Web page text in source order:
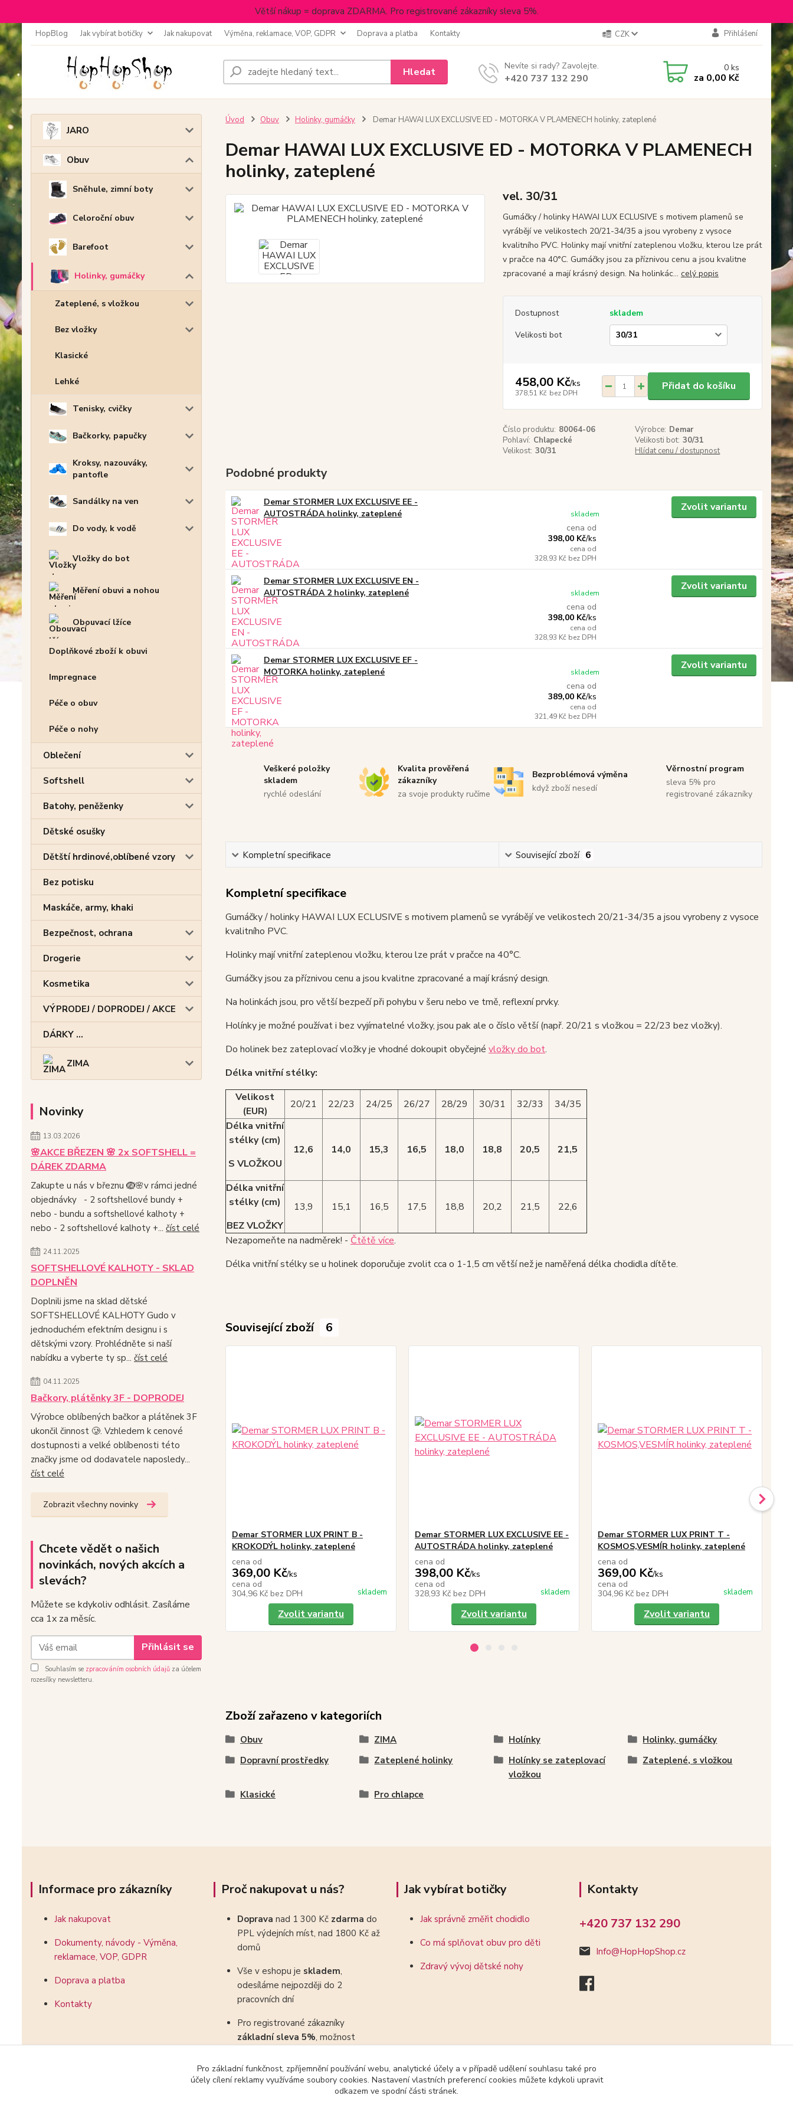
Větší nákup = doprava ZDARMA. Pro registrované zákazníky sleva 5%.
HopBlog Jak vybírat botičky Jak nakupovat Výměna, reklamace, VOP, GDPR Doprava a platba Kontakty CZK Přihlášení
Hledat Nevíte si rady? Zavolejte.
+420 737 132 290
0ks
za 0,00 Kč
JARO
Obuv
Sněhule, zimní boty
Celoroční obuv
Barefoot
Holinky, gumáčky
Zateplené, s vložkou
Bez vložky
Klasické
Lehké
Tenisky, cvičky
Bačkorky, papučky
Kroksy, nazouváky,
pantofle
Sandálky na ven
Do vody, k vodě
Vložky do bot
Měření obuvi a nohou
Obouvací lžíce
Doplňkové zboží k obuvi
Impregnace
Péče o obuv
Péče o nohy
Oblečení
Softshell
Batohy, peněženky
Dětské osušky
Dětští hrdinové,oblíbené vzory
Bez potisku
Maskáče, army, khaki
Bezpečnost, ochrana
Drogerie
Kosmetika
VÝPRODEJ / DOPRODEJ / AKCE
DÁRKY ...
ZIMA
Novinky
13.03.2026
🌸AKCE BŘEZEN 🌸 2x SOFTSHELL =
DÁREK ZDARMA
Zakupte u nás v březnu 🪺🌸v rámci jedné
objednávky - 2 softshellové bundy +
nebo - bundu a softshellové kalhoty +
nebo - 2 softshellové kalhoty +... číst celé
24.11.2025
SOFTSHELLOVÉ KALHOTY - SKLAD
DOPLNĚN
Doplnili jsme na sklad dětské
SOFTSHELLOVÉ KALHOTY Gudo v
jednoduchém efektním designu i s
dětskými vzory. Prohlédněte si naší
nabídku a vyberte ty sp... číst celé
04.11.2025
Bačkory, plátěnky 3F - DOPRODEJ
Výrobce oblíbených bačkor a plátěnek 3F
ukončil činnost 🥲. Vzhledem k cenové
dostupnosti a velké oblíbenosti této
značky jsme od dodavatele naposledy...
číst celé
Zobrazit všechny novinky
Chcete vědět o našich
novinkách, nových akcích a
slevách?
Můžete se kdykoliv odhlásit. Zasíláme
cca 1x za měsíc.
Přihlásit se
Souhlasím se zpracováním osobních údajů za účelem
rozesílky newsletteru.
Úvod Obuv Holinky, gumáčky Demar HAWAI LUX EXCLUSIVE ED - MOTORKA V PLAMENECH holinky, zateplené
Demar HAWAI LUX EXCLUSIVE ED - MOTORKA V PLAMENECH
holinky, zateplené
vel. 30/31
Gumáčky / holinky HAWAI LUX ECLUSIVE s motivem plamenů se
vyrábějí ve velikostech 20/21-34/35 a jsou vyrobeny z vysoce
kvalitního PVC. Holinky mají vnitřní zateplenou vložku, kterou lze prát
v pračce na 40°C. Gumáčky jsou za příznivou cenu a jsou kvalitne
zpracované a mají krásný design. Na holinkác... celý popis
Dostupnost
skladem
Velikosti bot
458,00 Kč/ks
378,51 Kč bez DPH
Přidat do košíku
Číslo produktu: 80064-06 Výrobce: Demar
Pohlaví: Chlapecké Velikosti bot: 30/31
Velikost: 30/31 Hlídat cenu / dostupnost
Podobné produkty
Demar STORMER LUX EXCLUSIVE EE -
AUTOSTRÁDA holinky, zateplené
cena od
398,00 Kč/ks
cena od
328,93 Kč bez DPH
skladem
Zvolit variantu
Demar STORMER LUX EXCLUSIVE EN -
AUTOSTRÁDA 2 holinky, zateplené
cena od
398,00 Kč/ks
cena od
328,93 Kč bez DPH
skladem
Zvolit variantu
Demar STORMER LUX EXCLUSIVE EF -
MOTORKA holinky, zateplené
cena od
389,00 Kč/ks
cena od
321,49 Kč bez DPH
skladem
Zvolit variantu
Veškeré položky
skladem
rychlé odeslání
Kvalita prověřená
zákazníky
za svoje produkty ručíme
Bezproblémová výměna
když zboží nesedí
Věrnostní program
sleva 5% pro
registrované zákazníky
Kompletní specifikace Související zboží 6
Kompletní specifikace
Gumáčky / holinky HAWAI LUX ECLUSIVE s motivem plamenů se vyrábějí ve velikostech 20/21-34/35 a jsou vyrobeny z vysoce
kvalitního PVC.
Holinky mají vnitřní zateplenou vložku, kterou lze prát v pračce na 40°C.
Gumáčky jsou za příznivou cenu a jsou kvalitne zpracované a mají krásný design.
Na holinkách jsou, pro větší bezpečí při pohybu v šeru nebo ve tmě, reflexní prvky.
Holínky je možné používat i bez vyjímatelné vložky, jsou pak ale o číslo větší (např. 20/21 s vložkou = 22/23 bez vložky).
Do holinek bez zateplovací vložky je vhodné dokoupit obyčejné vložky do bot.
Délka vnitřní stélky:
Velikost
(EUR)
20/21 22/23 24/25 26/27 28/29 30/31 32/33
34/35
Délka vnitřní
stélky (cm)
S VLOŽKOU
12,6 14,0 15,3 16,5 18,0 18,8 20,5 21,5
Délka vnitřní
stélky (cm)
BEZ VLOŽKY
13,9 15,1 16,5 17,5 18,8 20,2 21,5 22,6
Nezapomeňte na nadměrek! - Čtětě více.
Délka vnitřní stélky se u holinek doporučuje zvolit cca o 1-1,5 cm větší než je naměřená délka chodidla dítěte.
Související zboží 6
Demar STORMER LUX PRINT B -
KROKODÝL holinky, zateplené
cena od
369,00 Kč/ks
cena od
304,96 Kč bez DPH skladem
Zvolit variantu
Demar STORMER LUX EXCLUSIVE EE -
AUTOSTRÁDA holinky, zateplené
cena od
398,00 Kč/ks
cena od
328,93 Kč bez DPH skladem
Zvolit variantu
Demar STORMER LUX PRINT T -
KOSMOS,VESMÍR holinky, zateplené
cena od
369,00 Kč/ks
cena od
304,96 Kč bez DPH skladem
Zvolit variantu
Zboží zařazeno v kategoriích
Obuv ZIMA Holínky
Holinky, gumáčky
Dopravní prostředky
Zateplené holinky
Holínky se zateplovací
vložkou
Zateplené, s vložkou
Klasické Pro chlapce
Informace pro zákazníky
Jak nakupovat
Dokumenty, návody - Výměna,
reklamace, VOP, GDPR
Doprava a platba
Kontakty
Proč nakupovat u nás?
Doprava nad 1 300 Kč zdarma do
PPL výdejních míst, nad 1800 Kč až
domů
Vše v eshopu je skladem,
odesíláme nejpozději do 2
pracovních dní
Pro registrované zákazníky
základní sleva 5%, možnost
Jak vybírat botičky
Jak správně změřit chodidlo
Co má splňovat obuv pro děti
Zdravý vývoj dětské nohy
Kontakty
+420 737 132 290
Info@HopHopShop.cz
Pro základní funkčnost, zpříjemnění používání webu, analytické účely a v případě udělení souhlasu také pro
účely cílení reklamy využíváme soubory cookies. Nastavení vlastních preferencí cookies můžete kdykoli upravit
odkazem ve spodní části stránek.